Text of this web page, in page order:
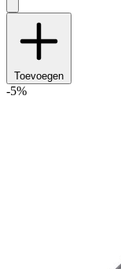
Toevoegen
-5%